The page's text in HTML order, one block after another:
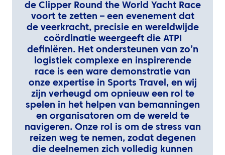
de Clipper Round the World Yacht Race
voort te zetten – een evenement dat
de veerkracht, precisie en wereldwijde
coördinatie weergeeft die ATPI
definiëren. Het ondersteunen van zo’n
logistiek complexe en inspirerende
race is een ware demonstratie van
onze expertise in Sports Travel, en wij
zijn verheugd om opnieuw een rol te
spelen in het helpen van bemanningen
en organisatoren om de wereld te
navigeren. Onze rol is om de stress van
reizen weg te nemen, zodat degenen
die deelnemen zich volledig kunnen